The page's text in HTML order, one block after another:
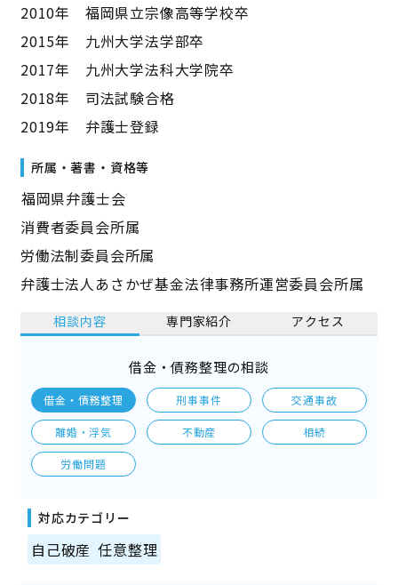
2010年 福岡県立宗像高等学校卒
2015年 九州大学法学部卒
2017年 九州大学法科大学院卒
2018年 司法試験合格
2019年 弁護士登録
所属・著書・資格等
――福岡県弁護士会――
消費者委員会所属
労働法制委員会所属
弁護士法人あさかぜ基金法律事務所運営委員会所属
相談内容 専門家紹介 アクセス
借金・債務整理の相談
借金・債務整理 刑事事件 交通事故
離婚・浮気 不動産 相続
労働問題
対応カテゴリー
自己破産 任意整理